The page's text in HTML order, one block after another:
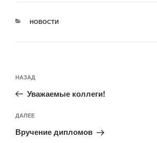
РУБРИКИ
НОВОСТИ
Навигация
записям
Предыдущая
запись:
НАЗАД
Уважаемые коллеги!
Следующая
запись
ДАЛЕЕ
Вручение дипломов